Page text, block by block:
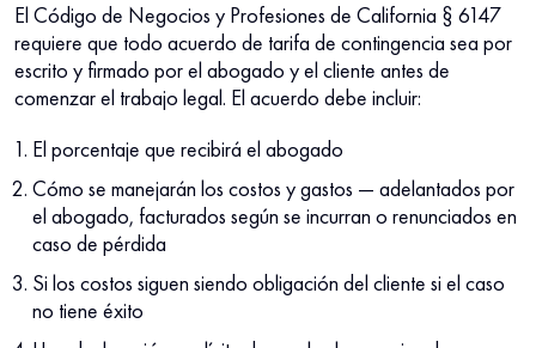
El Código de Negocios y Profesiones de California § 6147
requiere que todo acuerdo de tarifa de contingencia sea por
escrito y firmado por el abogado y el cliente antes de
comenzar el trabajo legal. El acuerdo debe incluir:
El porcentaje que recibirá el abogado
Cómo se manejarán los costos y gastos — adelantados por
el abogado, facturados según se incurran o renunciados en
caso de pérdida
Si los costos siguen siendo obligación del cliente si el caso
no tiene éxito